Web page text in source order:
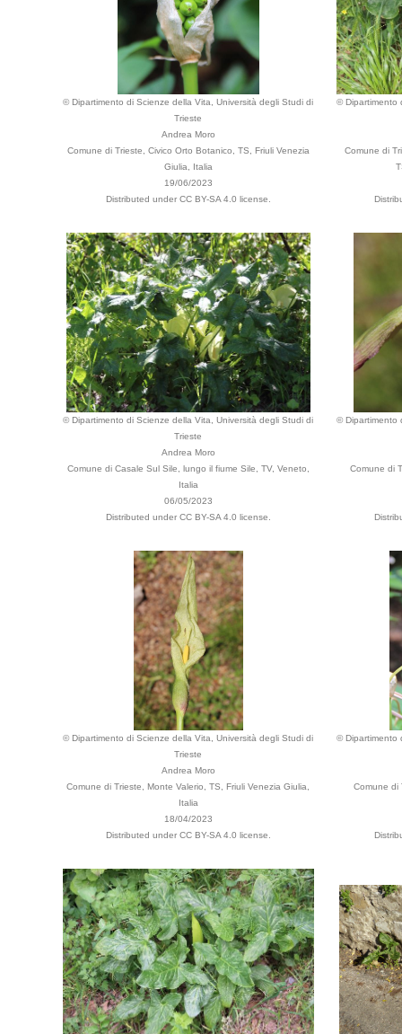
© Dipartimento di Scienze della Vita, Università degli Studi di
Trieste
Andrea Moro
Comune di Trieste, Civico Orto Botanico, TS, Friuli Venezia
Giulia, Italia
19/06/2023
Distributed under CC BY-SA 4.0 license.
© Dipartimento
Comune di
© Dipartimento di Scienze della Vita, Università degli Studi di
Trieste
Andrea Moro
Comune di Casale Sul Sile, lungo il fiume Sile, TV, Veneto,
Italia
06/05/2023
Distributed under CC BY-SA 4.0 license.
© Dipartimento
Comune di
© Dipartimento di Scienze della Vita, Università degli Studi di
Trieste
Andrea Moro
Comune di Trieste, Monte Valerio, TS, Friuli Venezia Giulia,
Italia
18/04/2023
Distributed under CC BY-SA 4.0 license.
© Dipartimento
Comune di